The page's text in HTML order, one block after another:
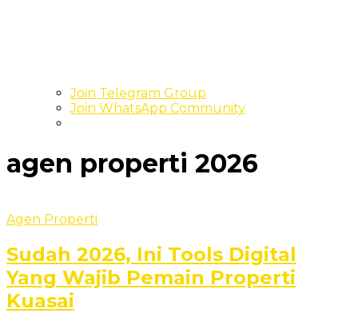
Join Telegram Group
Join WhatsApp Community
agen properti 2026
Agen Properti
Sudah 2026, Ini Tools Digital
Yang Wajib Pemain Properti
Kuasai